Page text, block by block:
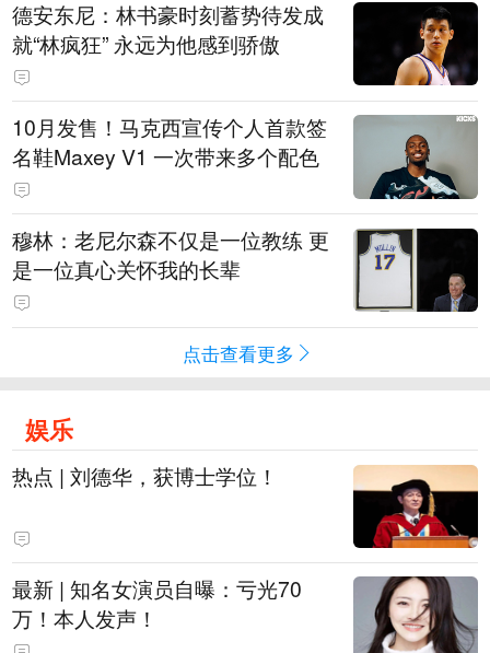
德安东尼：林书豪时刻蓄势待发成
就“林疯狂” 永远为他感到骄傲
10月发售！马克西宣传个人首款签
名鞋Maxey V1 一次带来多个配色
穆林：老尼尔森不仅是一位教练 更
是一位真心关怀我的长辈
点击查看更多
娱乐
热点 | 刘德华，获博士学位！
最新 | 知名女演员自曝：亏光70
万！本人发声！